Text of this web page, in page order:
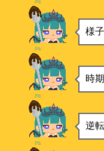
Aya
様
Aya
時
Aya
逆
Aya